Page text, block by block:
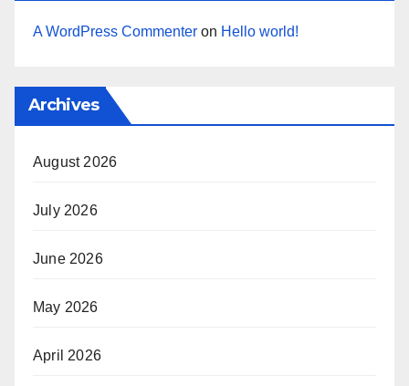
A WordPress Commenter on Hello world!
Archives
August 2026
July 2026
June 2026
May 2026
April 2026